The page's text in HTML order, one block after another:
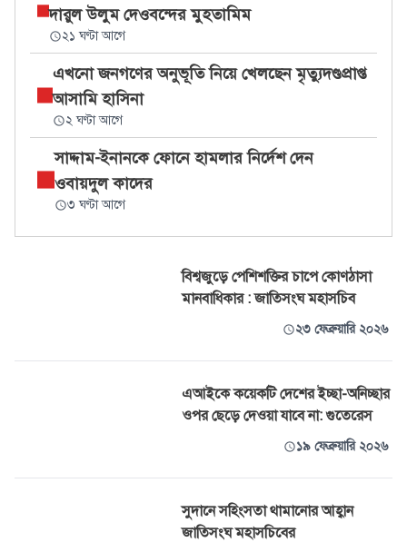
দারুল উলুম দেওবন্দের মুহতামিম
২১ ঘণ্টা আগে
এখনো জনগণের অনুভূতি নিয়ে খেলছেন মৃত্যুদণ্ডপ্রাপ্ত
আসামি হাসিনা
২ ঘণ্টা আগে
সাদ্দাম-ইনানকে ফোনে হামলার নির্দেশ দেন
ওবায়দুল কাদের
৩ ঘণ্টা আগে
বিশ্বজুড়ে পেশিশক্তির চাপে কোণঠাসা
মানবাধিকার : জাতিসংঘ মহাসচিব
২৩ ফেব্রুয়ারি ২০২৬
এআইকে কয়েকটি দেশের ইচ্ছা-অনিচ্ছার
ওপর ছেড়ে দেওয়া যাবে না: গুতেরেস
১৯ ফেব্রুয়ারি ২০২৬
সুদানে সহিংসতা থামানোর আহ্বান
জাতিসংঘ মহাসচিবের